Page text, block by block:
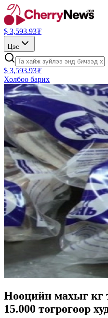
$ 3,593.93₮
Цэс
$ 3,593.93₮
Холбоо барих
Нөөцийн махыг кг
15.000 төгрөгөөр